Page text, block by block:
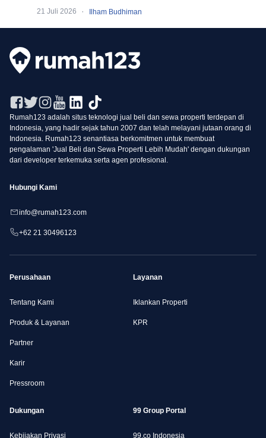
Sutera
21 Juli 2026 · Ilham Budhiman
Rumah123 adalah situs teknologi jual beli dan sewa properti terdepan di
Indonesia, yang hadir sejak tahun 2007 dan telah melayani jutaan orang di
Indonesia. Rumah123 senantiasa berkomitmen untuk membuat
pengalaman 'Jual Beli dan Sewa Properti Lebih Mudah' dengan dukungan
dari developer terkemuka serta agen profesional.
Perusahaan
Tentang Kami
Produk & Layanan
Partner
Karir
Pressroom
Layanan
Iklankan Properti
KPR
Dukungan
Kebijakan Privasi
99 Group Portal
99.co Indonesia
Hubungi Kami
info@rumah123.com
+62 21 30496123